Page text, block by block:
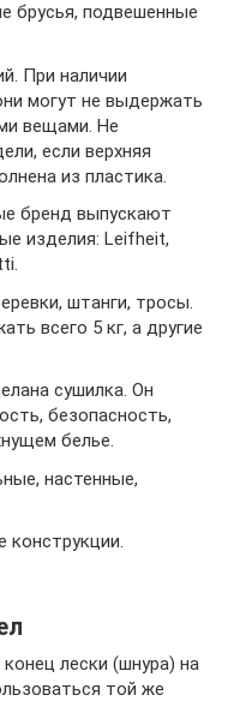
брусья, подвешенные
При наличии
могут не выдержать
вещами. Не
если верхняя
из пластика.
бренд выпускают
изделия: Leifheit,
штанги, тросы.
всего 5 кг, а другие
сушилка. Он
безопасность,
белье.
настенные,
конструкции.
лески (шнура) на
той же